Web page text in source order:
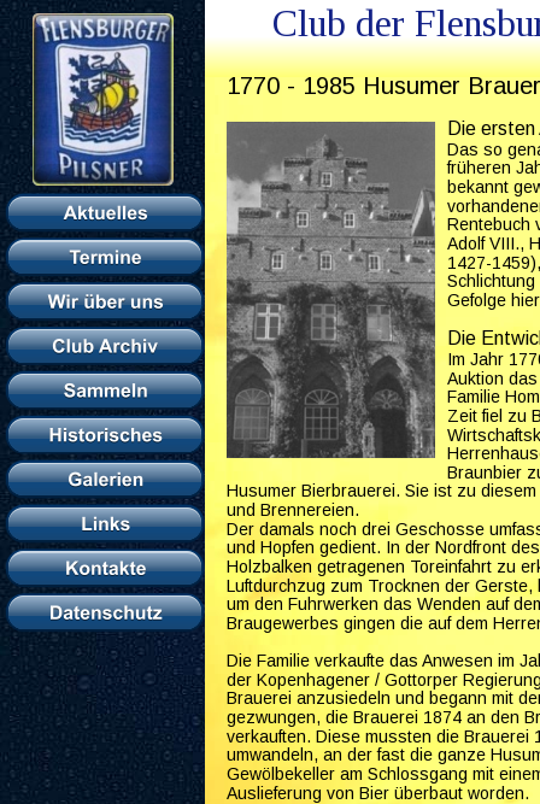
1770 - 1985 Husumer
Die
Das so
früheren
bekannt
Rentebuch
Adolf VIII.,
1427-
Gefolge
Die
Im Jahr
Auktion
Familie
Zeit fiel zu
Braunbier
Husumer Bierbrauerei. Sie ist zu
und Brennereien.
Der damals noch drei Geschosse
und Hopfen gedient. In der Nordfront
Holzbalken getragenen Toreinfahrt zu
Luftdurchzug zum Trocknen der
um den Fuhrwerken das Wenden auf
Braugewerbes gingen die auf dem
Die Familie verkaufte das Anwesen im
der Kopenhagener / Gottorper
Brauerei anzusiedeln und begann mit
gezwungen, die Brauerei 1874 an den
verkauften. Diese mussten die Brauerei
umwandeln, an der fast die ganze
Gewölbekeller am Schlossgang mit
Auslieferung von Bier überbaut worden.
Club der